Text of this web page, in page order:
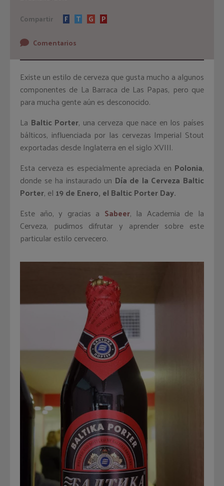
Compartir F T G
P
Comentarios
Existe un estilo de cerveza que gusta mucho a algunos
componentes de La Barraca de Las Papas, pero que
para mucha gente aún es desconocido.
La Baltic Porter, una cerveza que nace en los países
bálticos, influenciada por las cervezas Imperial Stout
exportadas desde Inglaterra en el siglo XVIII.
Esta cerveza es especialmente apreciada en Polonia,
donde se ha instaurado un Día de la Cerveza Baltic
Porter, el 19 de Enero, el Baltic Porter Day.
Este año, y gracias a Sabeer, la Academia de la
Cerveza, pudimos difrutar y aprender sobre este
particular estilo cervecero.